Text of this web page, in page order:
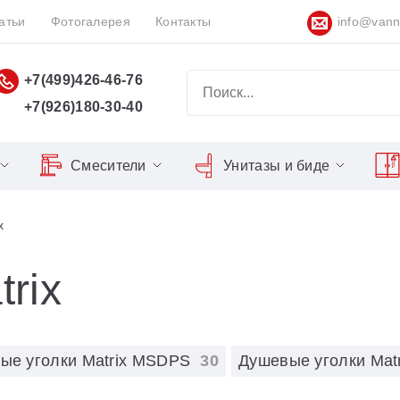
Фотогалерея Контакты
+7(499)426-46-76
+7(926)180-30-40
Душевые уголки
Slim
Formy
Смесители
Серия LIFE
Унитазы и биде
Nexty
уголки Matrix MSDPS 30 Душевые уголки